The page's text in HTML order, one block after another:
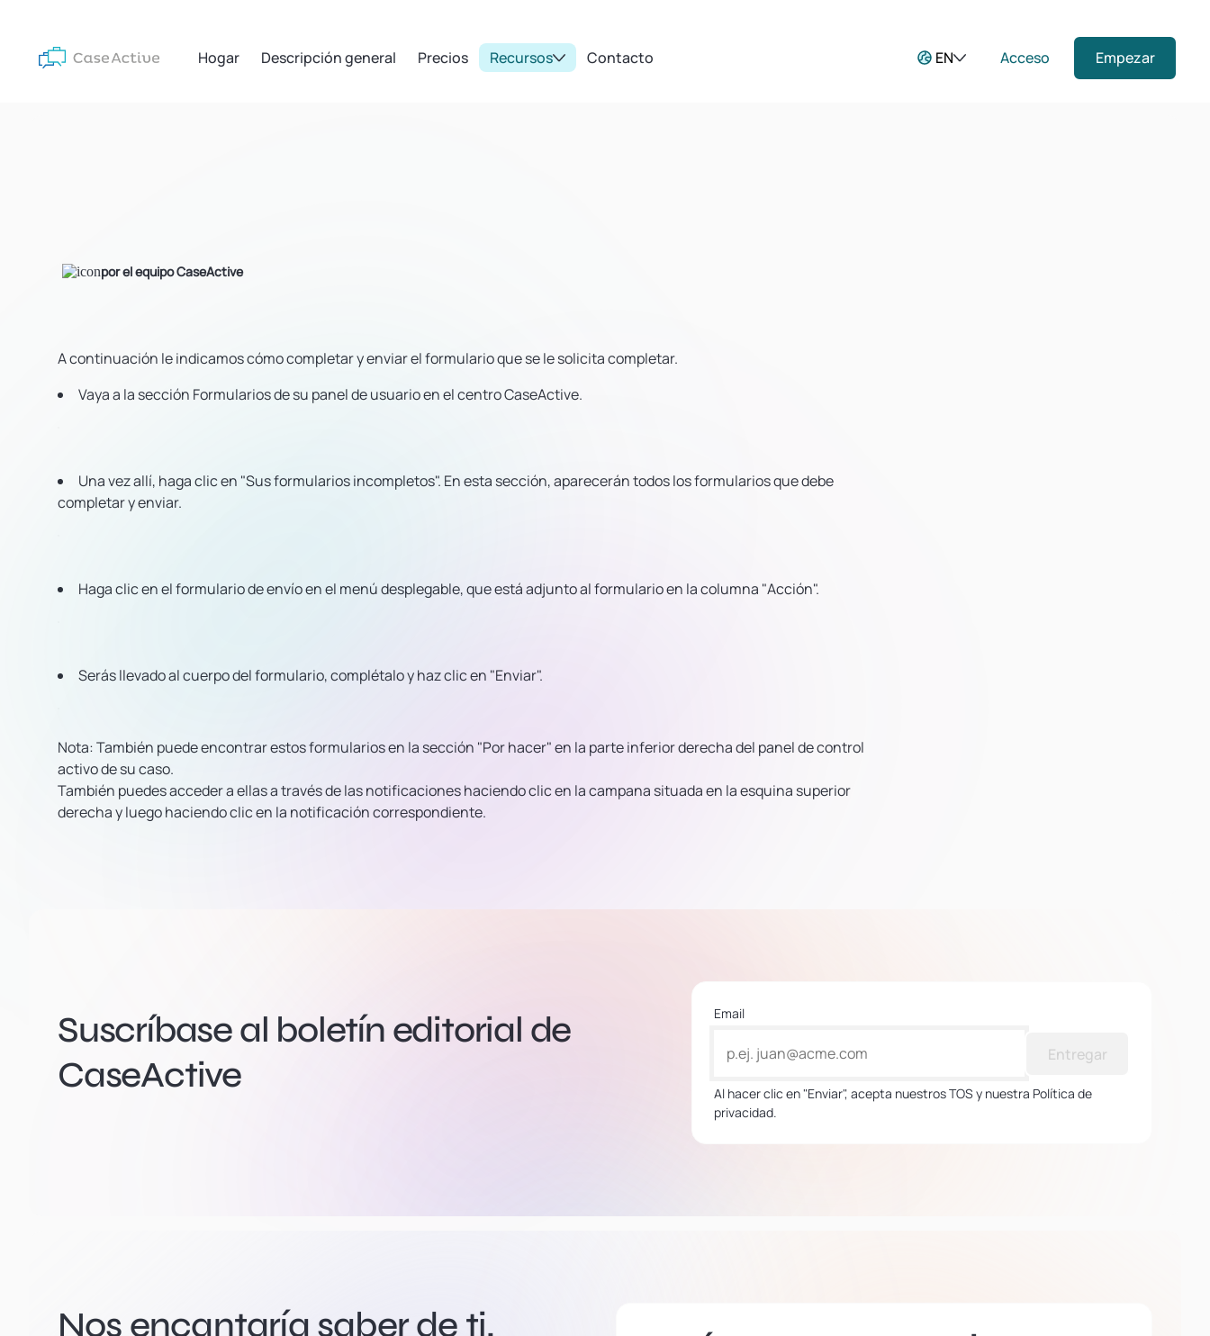
Hogar Descripción general Precios Recursos Contacto EN Acceso Empezar
por el equipo CaseActive
A continuación le indicamos cómo completar y enviar el formulario que se le solicita completar.
Vaya a la sección Formularios de su panel de usuario en el centro CaseActive.
Una vez allí, haga clic en "Sus formularios incompletos". En esta sección, aparecerán todos los formularios que debe
completar y enviar.
Haga clic en el formulario de envío en el menú desplegable, que está adjunto al formulario en la columna "Acción".
Serás llevado al cuerpo del formulario, complétalo y haz clic en "Enviar".
Nota: También puede encontrar estos formularios en la sección "Por hacer" en la parte inferior derecha del panel de control
activo de su caso.
También puedes acceder a ellas a través de las notificaciones haciendo clic en la campana situada en la esquina superior
derecha y luego haciendo clic en la notificación correspondiente.
Suscríbase al boletín editorial de
CaseActive
Email
Entregar
Al hacer clic en "Enviar", acepta nuestros TOS y nuestra Política de
privacidad.
Nos encantaría saber de ti.